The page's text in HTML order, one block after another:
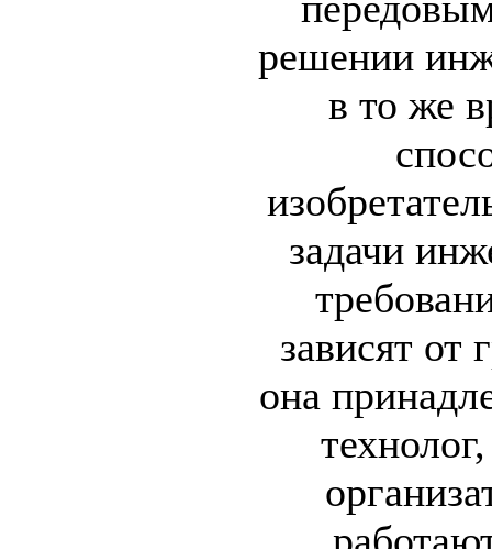
решении
в то же
задачи
зависят от
она